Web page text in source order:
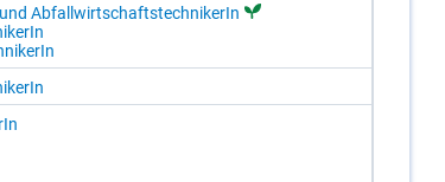
Ab­fall­wirt­schafts­tech­ni­ke­rIn